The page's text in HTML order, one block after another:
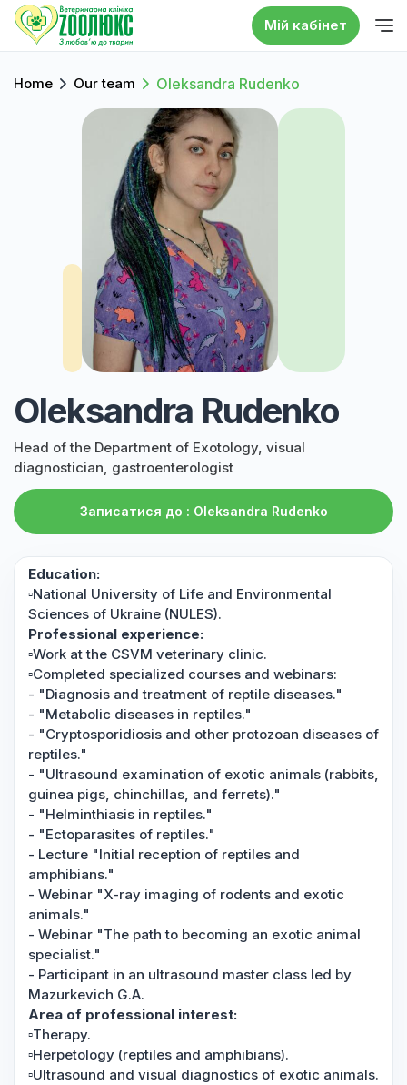
Мій кабінет
Home Our team Oleksandra Rudenko
Oleksandra Rudenko
Head of the Department of Exotology, visual
diagnostician, gastroenterologist
Записатися до : Oleksandra Rudenko
Education:
▫️National University of Life and Environmental
Sciences of Ukraine (NULES).
Professional experience:
▫️Work at the CSVM veterinary clinic.
▫️Completed specialized courses and webinars:
- "Diagnosis and treatment of reptile diseases."
- "Metabolic diseases in reptiles."
- "Cryptosporidiosis and other protozoan diseases of
reptiles."
- "Ultrasound examination of exotic animals (rabbits,
guinea pigs, chinchillas, and ferrets)."
- "Helminthiasis in reptiles."
- "Ectoparasites of reptiles."
- Lecture "Initial reception of reptiles and
amphibians."
- Webinar "X-ray imaging of rodents and exotic
animals."
- Webinar "The path to becoming an exotic animal
specialist."
- Participant in an ultrasound master class led by
Mazurkevich G.A.
Area of professional interest:
▫️Therapy.
▫️Herpetology (reptiles and amphibians).
▫️Ultrasound and visual diagnostics of exotic animals.